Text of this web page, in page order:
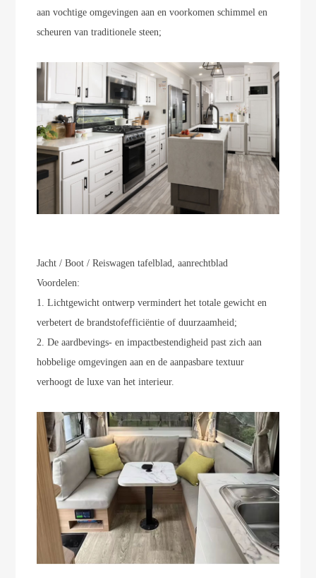
aan vochtige omgevingen aan en voorkomen schimmel en
scheuren van traditionele steen;
Jacht / Boot / Reiswagen tafelblad, aanrechtblad
Voordelen:
1. Lichtgewicht ontwerp vermindert het totale gewicht en
verbetert de brandstofefficiëntie of duurzaamheid;
2. De aardbevings- en impactbestendigheid past zich aan
hobbelige omgevingen aan en de aanpasbare textuur
verhoogt de luxe van het interieur.